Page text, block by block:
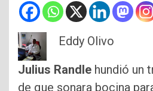
Eddy Olivo
Julius Randle hundió un
de que sonara bocina